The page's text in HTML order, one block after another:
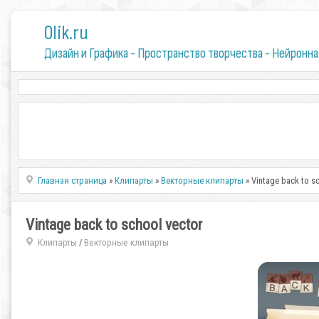
0lik.ru
Дизайн и Графика - Пространство творчества -
Главная страница »Клипарты »Векторные клипарты » Vintage back to
Vintage back to school vector
Клипарты / Векторные клипарты